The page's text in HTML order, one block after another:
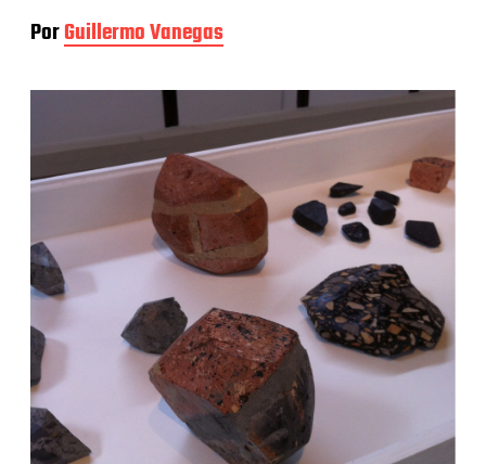
PorGuillermo Vanegas